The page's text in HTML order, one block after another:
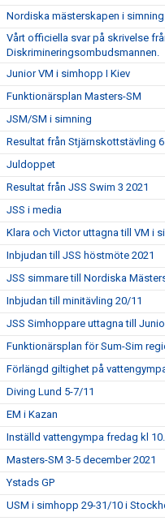
Nordiska mästerskapen i simning
Vårt officiella svar på skrivelse
Diskrimineringsombudsmannen.
Junior VM i simhopp I Kiev
Funktionärsplan Masters-SM
JSM/SM i simning
Resultat från Stjärnskottstävling 6
Juldoppet
Resultat från JSS Swim 3 2021
JSS i media
Klara och Victor uttagna till VM i
Inbjudan till JSS höstmöte 2021
JSS simmare till Nordiska
Inbjudan till minitävling 20/11
JSS Simhoppare uttagna till
Funktionärsplan för Sum-Sim
Förlängd giltighet på
Diving Lund 5-7/11
EM i Kazan
Inställd vattengympa fredag kl
Masters-SM 3-5 december 2021
Ystads GP
USM i simhopp 29-31/10 i